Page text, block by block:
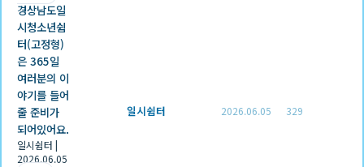
경상남도일
시청소년쉼
터(고정형)
은 365일
여러분의 이
야기를 들어
줄 준비가
되어있어요.
일시쉼터 |
2026.06.05
일시쉼터 2026.06.05 329